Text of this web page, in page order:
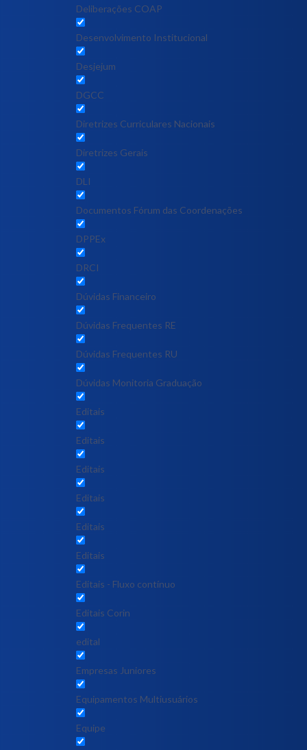
Deliberações COAP
Desenvolvimento Institucional
Desjejum
DGCC
Diretrizes Curriculares Nacionais
Diretrizes Gerais
DLI
Documentos Fórum das Coordenações
DPPEx
DRCI
Dúvidas Financeiro
Dúvidas Frequentes RE
Dúvidas Frequentes RU
Dúvidas Monitoria Graduação
Editais
Editais
Editais
Editais
Editais
Editais
Editais - Fluxo contínuo
Editais Corin
edital
Empresas Juniores
Equipamentos Multiusuários
Equipe